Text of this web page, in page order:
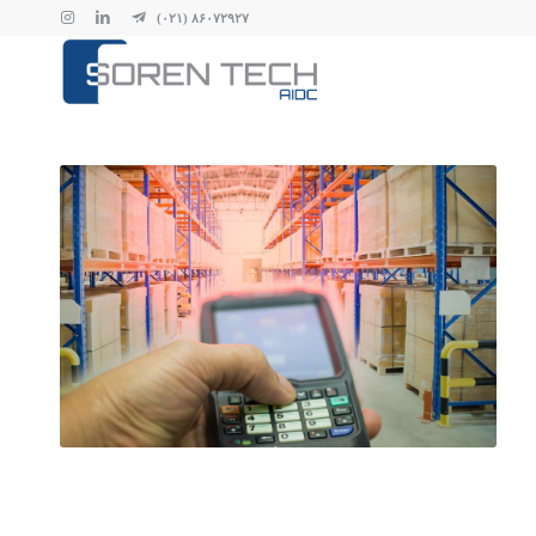
۸۶۰۷۲۹۲۷ (۰۲۱)